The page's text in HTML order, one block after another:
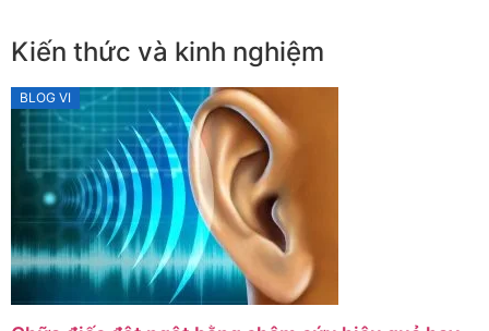
Kiến thức và kinh nghiệm
BLOG VI